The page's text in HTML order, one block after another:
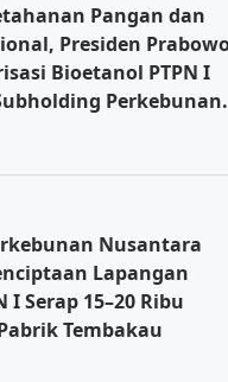
Pangan dan
Presiden
Bioetanol PTPN I
Perkebunan
Nusantara
Lapangan
I Serap 15–20 Ribu
Tembakau